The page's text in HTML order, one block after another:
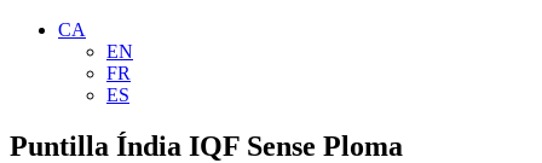
CA
EN
FR
ES
Puntilla Índia IQF Sense Ploma